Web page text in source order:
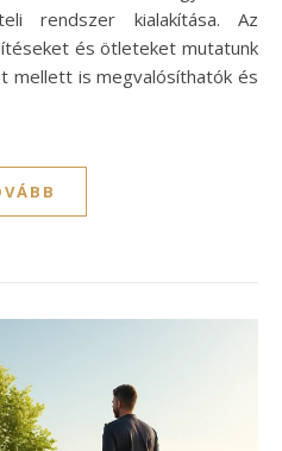
rendszer kialakítása. Az
és ötleteket mutatunk
mellett is megvalósíthatók és